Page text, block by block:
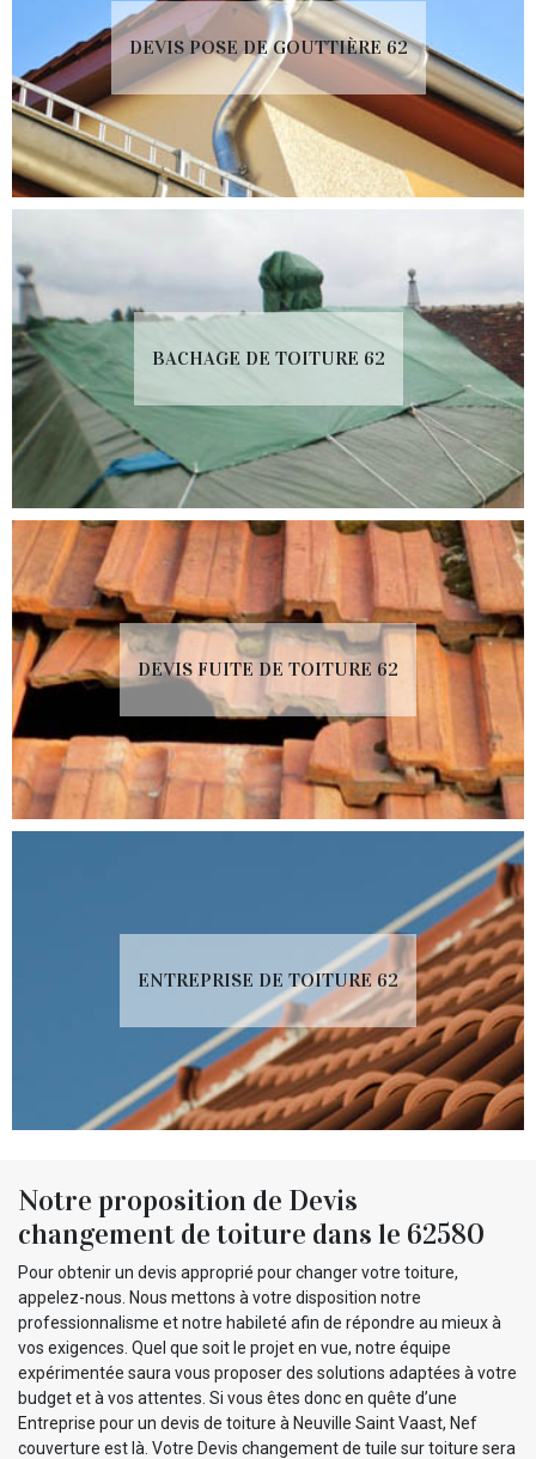
DEVIS POSE DE GOUTTIÈRE 62
BACHAGE DE TOITURE 62
DEVIS FUITE DE TOITURE 62
ENTREPRISE DE TOITURE 62
Notre proposition de Devis
changement de toiture dans le 62580
Pour obtenir un devis approprié pour changer votre toiture,
appelez-nous. Nous mettons à votre disposition notre
professionnalisme et notre habileté afin de répondre au mieux à
vos exigences. Quel que soit le projet en vue, notre équipe
expérimentée saura vous proposer des solutions adaptées à votre
budget et à vos attentes. Si vous êtes donc en quête d’une
Entreprise pour un devis de toiture à Neuville Saint Vaast, Nef
couverture est là. Votre Devis changement de tuile sur toiture sera